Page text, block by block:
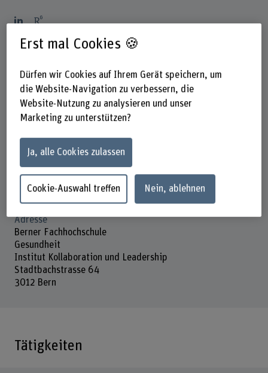
Kontakt
E-Mail anzeigen
www.bfh.ch/de/anita-schuerch
Montag
Dienstag
Mittwoch
Donnerstag
Adresse
Berner Fachhochschule
Gesundheit
Institut Kollaboration und Leadership
Stadtbachstrasse 64
3012 Bern
Tätigkeiten
Erst mal Cookies 🍪
Dürfen wir Cookies auf Ihrem Gerät speichern, um
die Website-Navigation zu verbessern, die
Website-Nutzung zu analysieren und unser
Marketing zu unterstützen?
Ja, alle Cookies zulassen
Cookie-Auswahl treffen Nein, ablehnen